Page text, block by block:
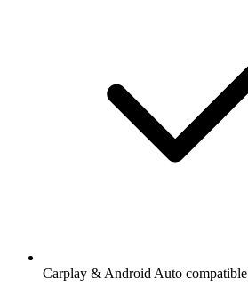
Carplay & Android Auto compatible